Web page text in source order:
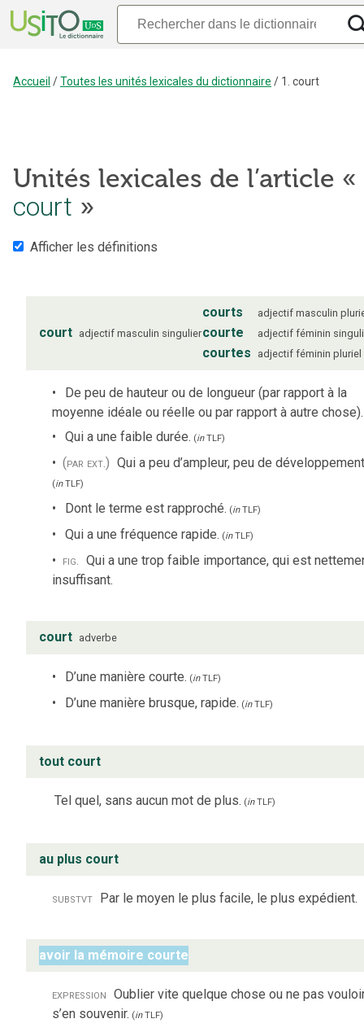
Accueil /Toutes les unités lexicales du dictionnaire / 1. court
Unités lexicales de l’article «
court »
Afficher les définitions
court adjectif masculin singulier
courts adjectif masculin
courte adjectif féminin
courtes adjectif féminin pluriel
De peu de hauteur ou de longueur (par rapport à la
moyenne idéale ou réelle ou par rapport à autre chose).
Qui a une faible durée. (inTLF)
(par ext.) Qui a peu d’ampleur, peu de
(inTLF)
Dont le terme est rapproché. (inTLF)
Qui a une fréquence rapide. (inTLF)
fig. Qui a une trop faible importance, qui est
insuffisant.
court adverbe
D’une manière courte. (inTLF)
D’une manière brusque, rapide. (inTLF)
tout court
Tel quel, sans aucun mot de plus. (inTLF)
au plus court
substvt Par le moyen le plus facile, le plus expédient.
avoir la mémoire courte
expression Oublier vite quelque chose ou ne pas
s’en souvenir. (inTLF)